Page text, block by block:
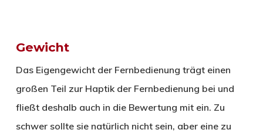
Gewicht
Das Eigengewicht der Fernbedienung trägt einen
großen Teil zur Haptik der Fernbedienung bei und
fließt deshalb auch in die Bewertung mit ein. Zu
schwer sollte sie natürlich nicht sein, aber eine zu